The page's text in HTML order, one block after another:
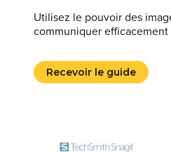
Utilisez le pouvoir des
communiquer efficacement
Recevoir le guide